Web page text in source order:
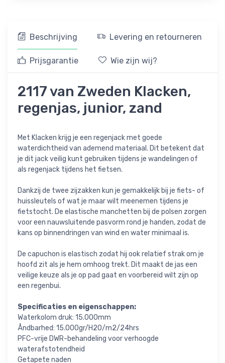
Beschrijving Levering en retourneren
Prijsgarantie Wie zijn wij?
2117 van Zweden Klacken,
regenjas, junior, zand
Met Klacken krijg je een regenjack met goede
waterdichtheid van ademend materiaal. Dit betekent dat
je dit jack veilig kunt gebruiken tijdens je wandelingen of
als regenjack tijdens het fietsen.
Dankzij de twee zijzakken kun je gemakkelijk bij je fiets- of
huissleutels of wat je maar wilt meenemen tijdens je
fietstocht. De elastische manchetten bij de polsen zorgen
voor een nauwsluitende pasvorm rond je handen, zodat de
kans op binnendringen van wind en water minimaal is.
De capuchon is elastisch zodat hij ook relatief strak om je
hoofd zit als je hem omhoog trekt. Dit maakt de jas een
veilige keuze als je op pad gaat en voorbereid wilt zijn op
een regenbui.
Specificaties en eigenschappen:
Waterkolom druk: 15.000mm
Åndbarhed: 15.000gr/H2O/m2/24hrs
PFC-vrije DWR-behandeling voor verhoogde
waterafstotendheid
Getapete naden